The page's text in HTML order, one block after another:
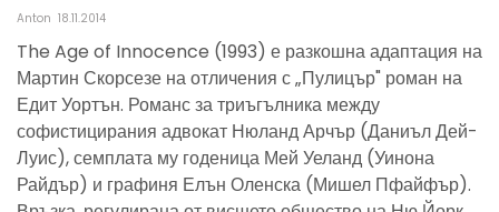
Anton 18.11.2014
The Age of Innocence (1993) е разкошна адаптация на
Мартин Скорсезе на отличения с „Пулицър" роман на
Едит Уортън. Романс за триъгълника между
софистицирания адвокат Нюланд Арчър (Даниъл Дей-
Луис), семплата му годеница Мей Уеланд (Уинона
Райдър) и графиня Елън Оленска (Мишел Пфайфър).